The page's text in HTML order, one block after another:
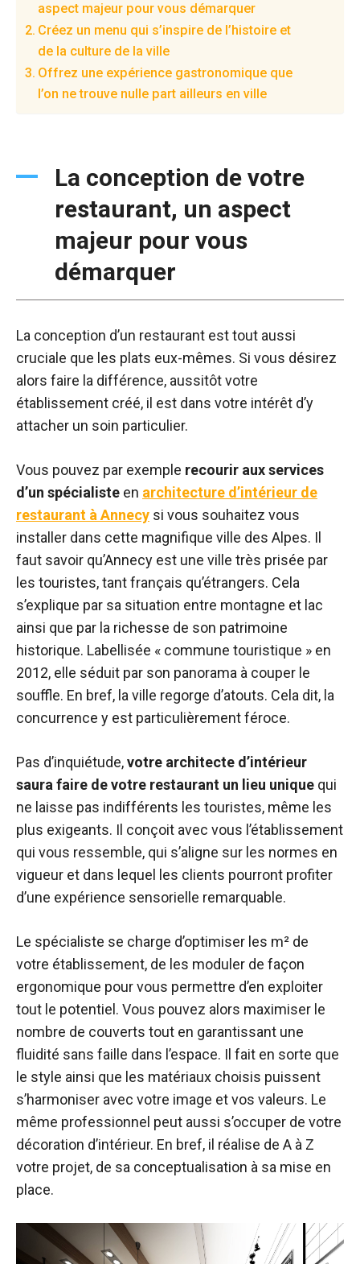
aspect majeur pour vous démarquer
Créez un menu qui s’inspire de l’histoire et
de la culture de la ville
Offrez une expérience gastronomique que
l’on ne trouve nulle part ailleurs en ville
La conception de votre
restaurant, un aspect
majeur pour vous
démarquer
La conception d’un restaurant est tout aussi
cruciale que les plats eux-mêmes. Si vous désirez
alors faire la différence, aussitôt votre
établissement créé, il est dans votre intérêt d’y
attacher un soin particulier.
Vous pouvez par exemple recourir aux services
d’un spécialiste en architecture d’intérieur de
restaurant à Annecy si vous souhaitez vous
installer dans cette magnifique ville des Alpes. Il
faut savoir qu’Annecy est une ville très prisée par
les touristes, tant français qu’étrangers. Cela
s’explique par sa situation entre montagne et lac
ainsi que par la richesse de son patrimoine
historique. Labellisée « commune touristique » en
2012, elle séduit par son panorama à couper le
souffle. En bref, la ville regorge d’atouts. Cela dit, la
concurrence y est particulièrement féroce.
Pas d’inquiétude,votre architecte d’intérieur
saura faire de votre restaurant un lieu unique qui
ne laisse pas indifférents les touristes, même les
plus exigeants. Il conçoit avec vous l’établissement
qui vous ressemble, qui s’aligne sur les normes en
vigueur et dans lequel les clients pourront profiter
d’une expérience sensorielle remarquable.
Le spécialiste se charge d’optimiser les m² de
votre établissement, de les moduler de façon
ergonomique pour vous permettre d’en exploiter
tout le potentiel. Vous pouvez alors maximiser le
nombre de couverts tout en garantissant une
fluidité sans faille dans l’espace. Il fait en sorte que
le style ainsi que les matériaux choisis puissent
s’harmoniser avec votre image et vos valeurs. Le
même professionnel peut aussi s’occuper de votre
décoration d’intérieur. En bref, il réalise de A à Z
votre projet, de sa conceptualisation à sa mise en
place.